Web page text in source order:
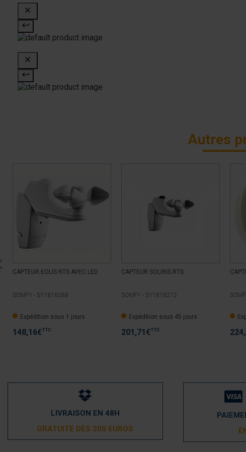
Autres
CAPTEUR EOLIS RTS AVEC LED
SOMFY - SY1816068
Expédition sous 1 jours
148,16€TTC
CAPTEUR SOLIRIS RTS
SOMFY - SY1818212
Expédition sous 45 jours
201,71 €TTC
LIVRAISON EN 48H
GRATUITE DÈS 200 EUROS